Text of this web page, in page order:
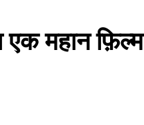
महान फ़िल्म